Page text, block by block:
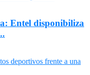
Entel disponibiliza